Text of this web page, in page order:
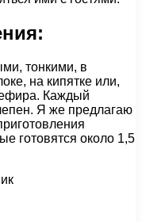
тонкими, в
на кипятке или,
Каждый
Я же предлагаю
готовятся около 1,5